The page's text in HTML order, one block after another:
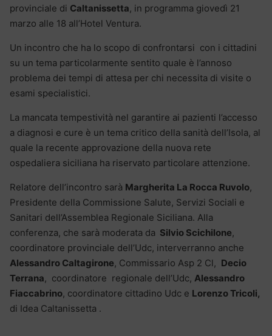
provinciale di Caltanissetta, in programma giovedì 21
marzo alle 18 all’Hotel Ventura.
Un incontro che ha lo scopo di confrontarsi con i cittadini
su un tema particolarmente sentito quale è l’annoso
problema dei tempi di attesa per chi necessita di visite o
esami specialistici.
La mancata tempestività nel garantire ai pazienti l’accesso
a diagnosi e cure è un tema critico della sanità dell’Isola, al
quale la recente approvazione della nuova rete
ospedaliera siciliana ha riservato particolare attenzione.
Relatore dell’incontro sarà Margherita La Rocca Ruvolo,
Presidente della Commissione Salute, Servizi Sociali e
Sanitari dell’Assemblea Regionale Siciliana. Alla
conferenza, che sarà moderata da Silvio Scichilone,
coordinatore provinciale dell’Udc, interverranno anche
Alessandro Caltagirone, Commissario Asp 2 Cl, Decio
Terrana, coordinatore regionale dell’Udc, Alessandro
Fiaccabrino, coordinatore cittadino Udc e Lorenzo Tricoli,
di Idea Caltanissetta .